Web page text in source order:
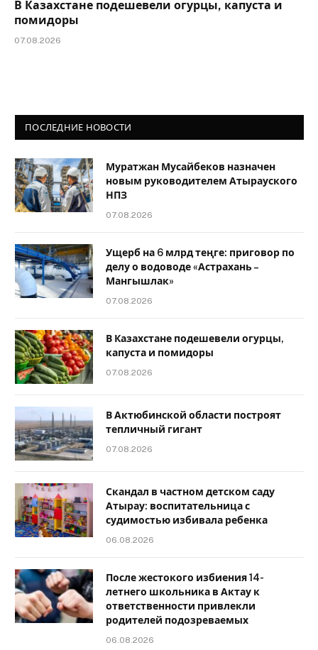
В Казахстане подешевели огурцы, капуста и
помидоры
07.08.2026
ПОСЛЕДНИЕ НОВОСТИ
Муратжан Мусайбеков назначен
новым руководителем Атырауского
НПЗ
07.08.2026
Ущерб на 6 млрд теңге: приговор по
делу о водоводе «Астрахань –
Мангышлак»
07.08.2026
В Казахстане подешевели огурцы,
капуста и помидоры
07.08.2026
В Актюбинской области построят
тепличный гигант
07.08.2026
Скандал в частном детском саду
Атырау: воспитательница с
судимостью избивала ребенка
06.08.2026
После жестокого избиения 14-
летнего школьника в Актау к
ответственности привлекли
родителей подозреваемых
06.08.2026